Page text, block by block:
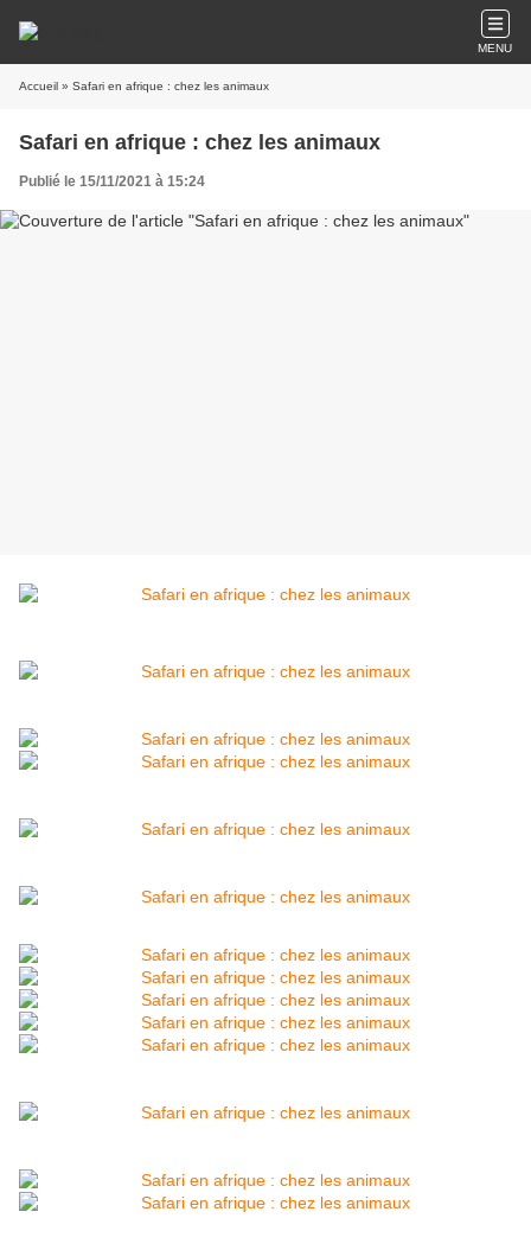
MENU
Accueil » Safari en afrique : chez les animaux
Safari en afrique : chez les animaux
Publié le 15/11/2021 à 15:24